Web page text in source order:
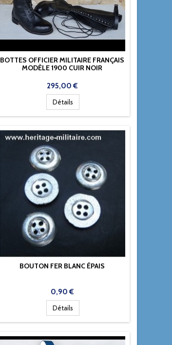
BOTTES OFFICIER MILITAIRE FRANÇAIS
MODÈLE 1900 CUIR NOIR
Prix
295,00 €
Détails
BOUTON FER BLANC ÉPAIS
Prix
0,90 €
Détails